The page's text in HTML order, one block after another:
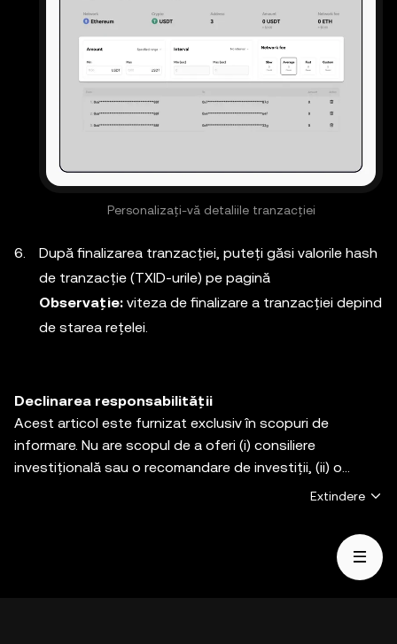
Personalizați-vă detaliile tranzacției
După finalizarea tranzacției, puteți găsi valorile hash
de tranzacție (TXID-urile) pe pagină
Observație: viteza de finalizare a tranzacției depind
de starea rețelei.
Declinarea responsabilității
Acest articol este furnizat exclusiv în scopuri de
informare. Nu are scopul de a oferi (i) consiliere
investițională sau o recomandare de investiții, (ii) o
ofertă sau o solicitare de a cumpăra, vinde sau deține
volatilității pieței, implică un grad ridicat de risc și își pot
Extindere